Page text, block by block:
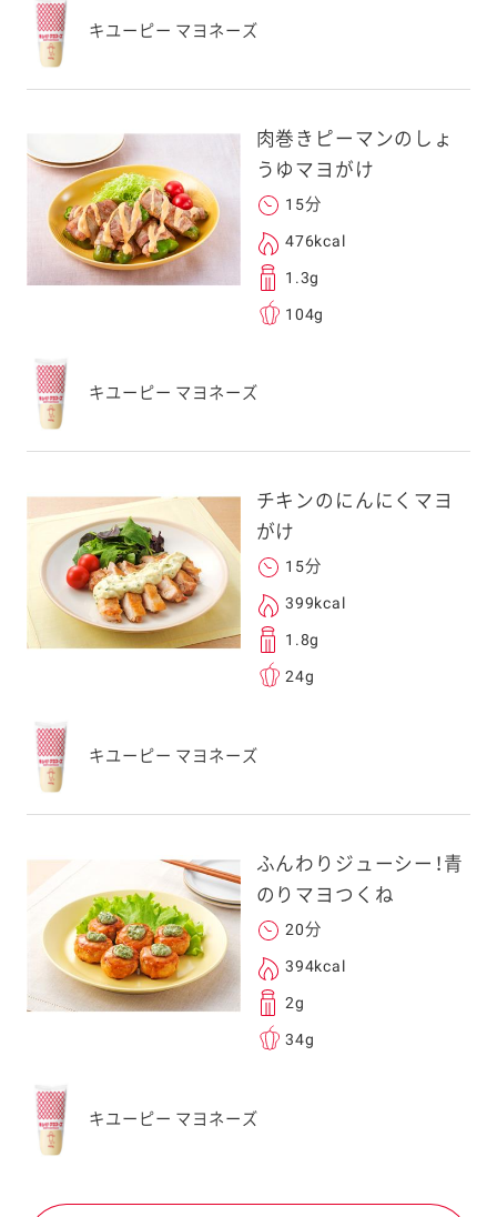
キユーピー マヨネーズ
肉巻きピーマンのしょ
うゆマヨがけ
15分
476kcal
1.3g
104g
キユーピー マヨネーズ
チキンのにんにくマヨ
がけ
15分
399kcal
1.8g
24g
キユーピー マヨネーズ
ふんわりジューシー！青
のりマヨつくね
20分
394kcal
2g
34g
キユーピー マヨネーズ